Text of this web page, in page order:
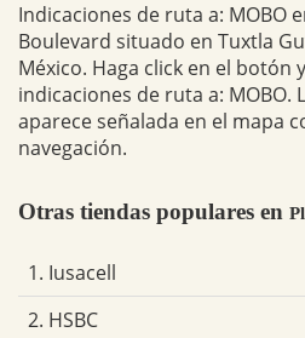
Indicaciones de ruta a: MOBO
Boulevard situado en Tuxtla
México. Haga click en el botón
indicaciones de ruta a: MOBO.
aparece señalada en el mapa
navegación.
Otras tiendas populares en
1. Iusacell
2. HSBC